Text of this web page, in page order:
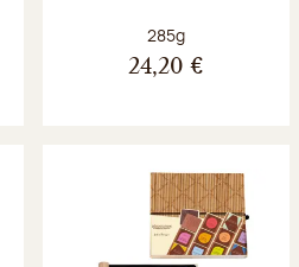
Poids net :
285g
24,20 €